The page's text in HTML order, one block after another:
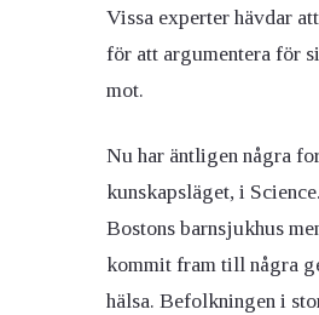
Vissa experter hävdar
för att argumentera för
mot.
Nu har äntligen några
kunskapsläget, i
Bostons barnsjukhus
kommit fram till några
hälsa. Befolkningen i